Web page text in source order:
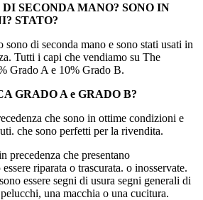
SECONDA MANO? SONO IN
STATO?
di seconda mano e sono stati usati in
Tutti i capi che vendiamo su The
Grado A e 10% Grado B.
GRADO A e GRADO B?
che sono in ottime condizioni e
che sono perfetti per la rivendita.
precedenza che presentano
riparata o trascurata. o inosservate.
essere segni di usura segni generali di
una macchia o una cucitura.